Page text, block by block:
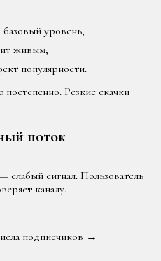
уровень;
живым;
популярности.
Резкие скачки
поток
сигнал. Пользователь
каналу.
подписчиков →